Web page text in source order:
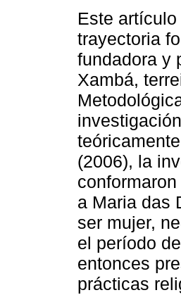
Este
trayectoria
fundadora y
Xambá,
(2006), la
a Maria das
ser mujer,
el período
entonces
prácticas